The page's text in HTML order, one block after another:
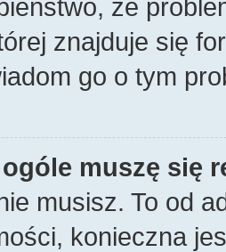
że
znajduje się
go o tym
muszę się
musisz. To od
konieczna